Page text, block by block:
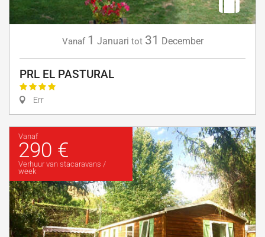
Vanaf 1 Januari tot 31 December
PRL EL PASTURAL
Err
Vanaf
290 €
Verhuur van stacaravans /
week